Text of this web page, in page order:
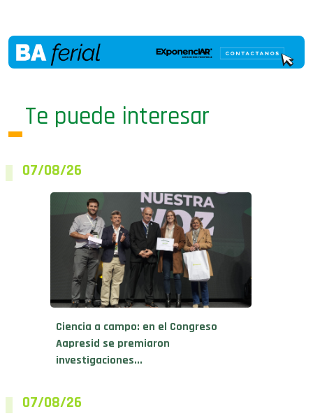
Te puede interesar
07/08/26
Ciencia a campo: en el Congreso
Aapresid se premiaron
investigaciones...
07/08/26